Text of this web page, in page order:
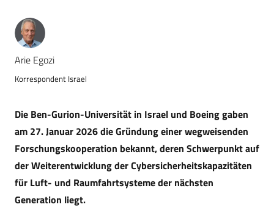
Arie Egozi
Korrespondent Israel
Die Ben-Gurion-Universität in Israel und Boeing gaben
am 27. Januar 2026 die Gründung einer wegweisenden
Forschungskooperation bekannt, deren Schwerpunkt auf
der Weiterentwicklung der Cybersicherheitskapazitäten
für Luft- und Raumfahrtsysteme der nächsten
Generation liegt.